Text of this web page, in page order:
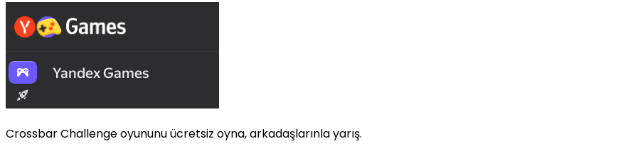
Crossbar Challengeoyununu ücretsiz oyna, arkadaşlarınla yarış.